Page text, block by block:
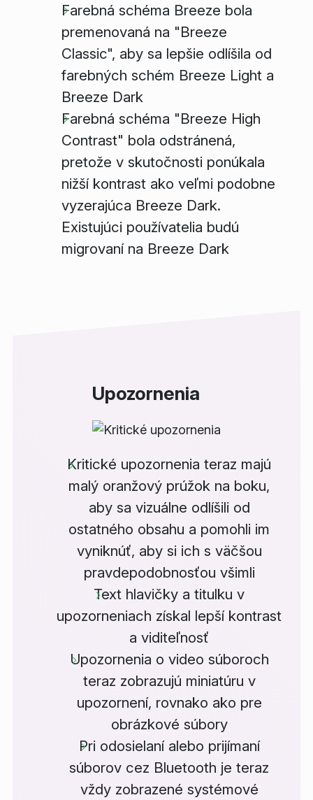
Farebná schéma Breeze bola
premenovaná na "Breeze
Classic", aby sa lepšie odlíšila od
farebných schém Breeze Light a
Breeze Dark
Farebná schéma "Breeze High
Contrast" bola odstránená,
pretože v skutočnosti ponúkala
nižší kontrast ako veľmi podobne
vyzerajúca Breeze Dark.
Existujúci používatelia budú
migrovaní na Breeze Dark
Upozornenia
Kritické upozornenia teraz majú
malý oranžový prúžok na boku,
aby sa vizuálne odlíšili od
ostatného obsahu a pomohli im
vyniknúť, aby si ich s väčšou
pravdepodobnosťou všimli
Text hlavičky a titulku v
upozorneniach získal lepší kontrast
a viditeľnosť
Upozornenia o video súboroch
teraz zobrazujú miniatúru v
upozornení, rovnako ako pre
obrázkové súbory
Pri odosielaní alebo prijímaní
súborov cez Bluetooth je teraz
vždy zobrazené systémové